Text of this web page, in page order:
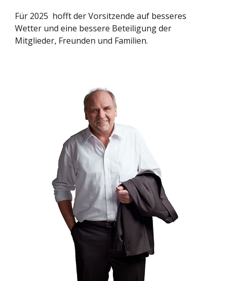
Für 2025 hofft der Vorsitzende auf besseres
Wetter und eine bessere Beteiligung der
Mitglieder, Freunden und Familien.